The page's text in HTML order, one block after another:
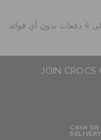
أحصل على ما تحب اليوم وادفع على 4 دفعات بدون أي فوائد
JOIN CROCS
CASH ON
DELIVERY